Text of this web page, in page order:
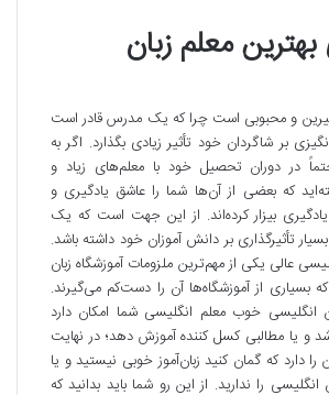
معلم زبان
و محبوبی است چرا که یک مدرس قادر است
بر شاگردان خود تأثیر زیادی بگذارد. اگر به
در دوران تحصیل خود با معلم‌های زیاد و
که بعضی از آن‌ها شما را عاشق یادگیری و
بیزار کرده‌اند. از این جهت است که یک
تأثیرگذاری بر دانش آموزان خود داشته باشد.
عالی یکی از مهم‌ترین ملزومات آموزشگاه زبان
بسیاری از آموزشگاه‌ها آن را دست‌کم می‌گیرند.
انگلیسی خوب معلم انگلیسی شما امکان دارد
و یا مطالبی کسل کننده آموزش دهد؛ در نهایت
دارد که گمان کنید زبان‌آموز خوبی نیستید و یا
انگلیسی را ندارید. از این رو شما باید بدانید که